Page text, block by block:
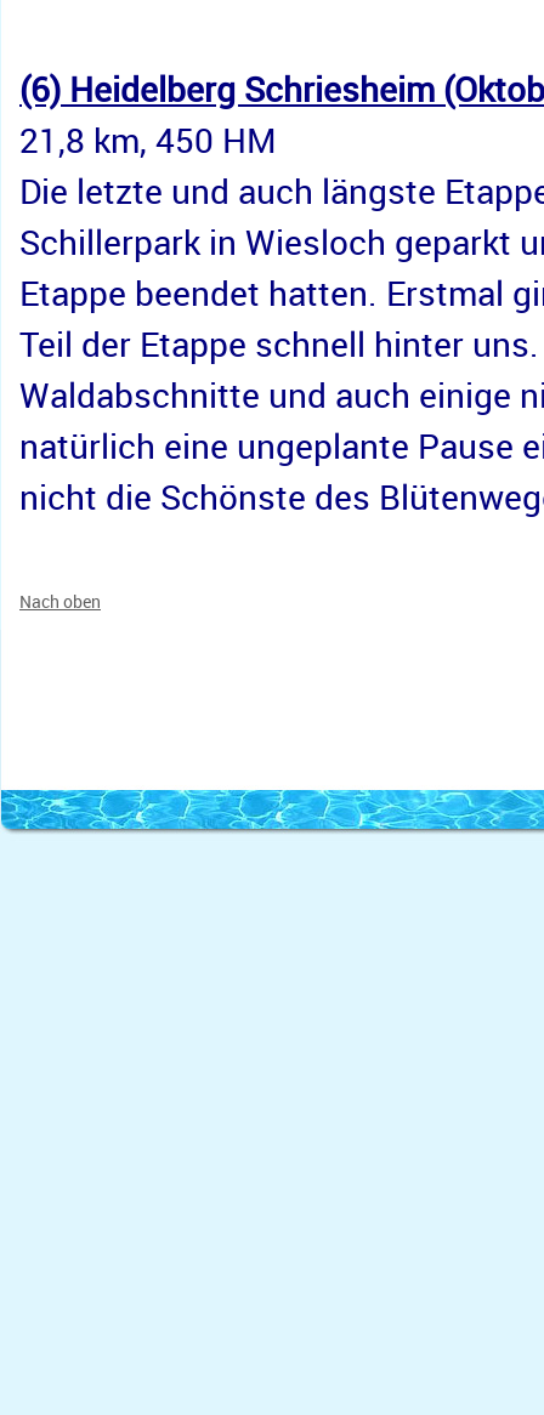
(6) Heidelberg Schriesheim
21,8 km, 450 HM
Die letzte und auch längste
Schillerpark in Wiesloch geparkt
Etappe beendet hatten. Erstmal
Teil der Etappe schnell hinter
Waldabschnitte und auch einige
natürlich eine ungeplante Pause
nicht die Schönste des
Nach oben